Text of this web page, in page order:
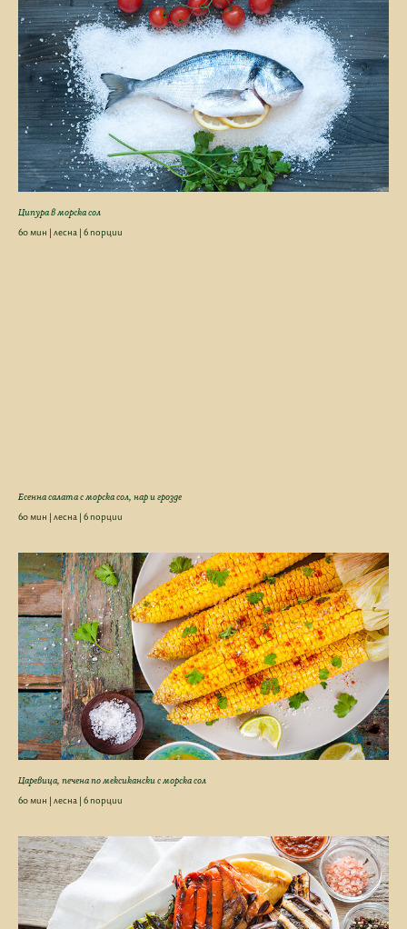
Ципура в морска сол
60 мин | лесна | 6 порции
Есенна салата с морска сол, нар и грозде
60 мин | лесна | 6 порции
Царевица, печена по мексикански с морска сол
60 мин | лесна | 6 порции